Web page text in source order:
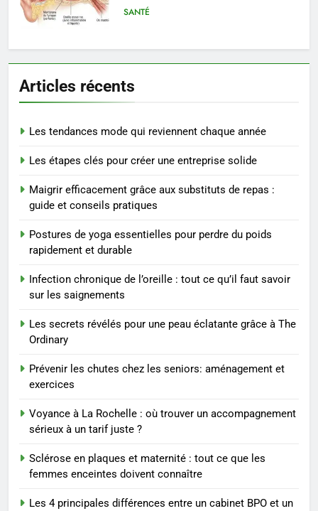
saignements
SANTÉ
6
peau éclatante grâce à The
Ordinary
SANTÉ
Prévenir les chutes chez les
exercices
BIEN ÊTRE
8
Voyance à La Rochelle : où
trouver un accompagnement
sérieux à un tarif juste ?
BIEN ÊTRE
1
reviennent chaque année
2
entreprise solide
ENTREPRISE
Articles récents
Les tendances mode qui reviennent chaque année
Les étapes clés pour créer une entreprise solide
Maigrir efficacement grâce aux substituts de repas :
guide et conseils pratiques
Postures de yoga essentielles pour perdre du poids
rapidement et durable
Infection chronique de l’oreille : tout ce qu’il faut savoir
sur les saignements
Les secrets révélés pour une peau éclatante grâce à The
Ordinary
Prévenir les chutes chez les seniors: aménagement et
exercices
Voyance à La Rochelle : où trouver un accompagnement
sérieux à un tarif juste ?
Sclérose en plaques et maternité : tout ce que les
femmes enceintes doivent connaître
Les 4 principales différences entre un cabinet BPO et un